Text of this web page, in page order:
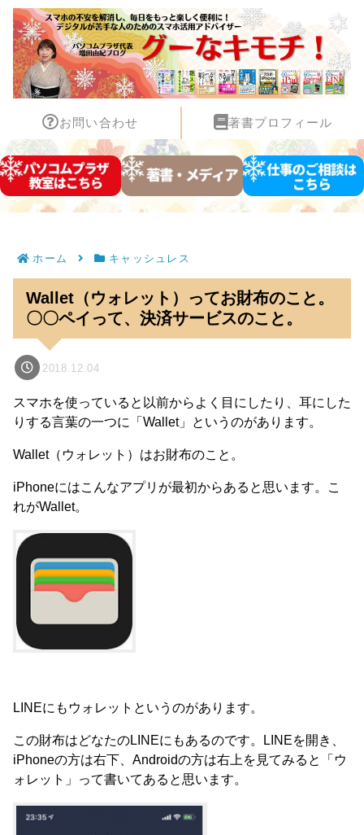
お問い合わせ 著書プロフィール
ホーム キャッシュレス
Wallet（ウォレット）ってお財布のこと。
〇〇ペイって、決済サービスのこと。
2018.12.04
スマホを使っていると以前からよく目にしたり、耳にした
りする言葉の一つに「Wallet」というのがあります。
Wallet（ウォレット）はお財布のこと。
iPhoneにはこんなアプリが最初からあると思います。こ
れがWallet。
LINEにもウォレットというのがあります。
この財布はどなたのLINEにもあるのです。LINEを開き、
iPhoneの方は右下、Androidの方は右上を見てみると「ウ
ォレット」って書いてあると思います。